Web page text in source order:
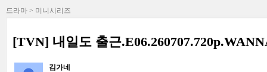
드라마 > 미니시리즈
[TVN] 내일도 출근
김가네